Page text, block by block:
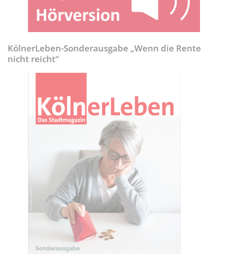
KölnerLeben-Sonderausgabe „Wenn die Rente
nicht reicht“